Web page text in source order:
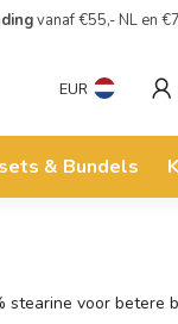
vanaf €55,- NL en
EUR
& Bundels
voor betere